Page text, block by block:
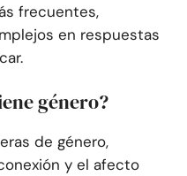
frecuentes,
en respuestas
género?
de género,
y el afecto